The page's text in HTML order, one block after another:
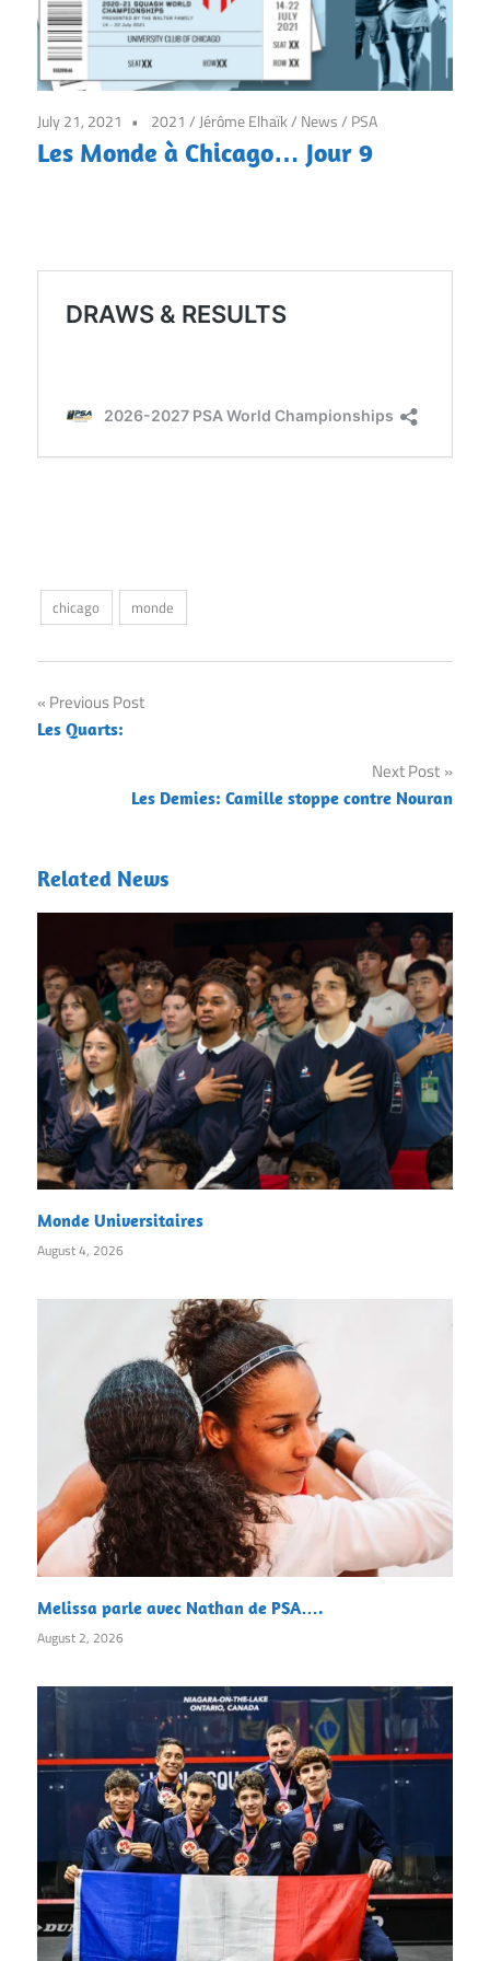
July 21, 2021 2021 /Jérôme Elhaïk/ News/ PSA
Les Monde à Chicago… Jour 9
chicago monde
Post
navigation
Previous Post
Les Quarts:
Next Post
Les Demies: Camille stoppe contre Nouran
Related News
Monde Universitaires
August 4, 2026
Melissa parle avec Nathan de PSA….
August 2, 2026